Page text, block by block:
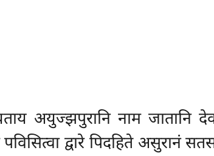
अयुज्झपुरानि नाम जातानि
द्वारे पिदहिते असुरानं